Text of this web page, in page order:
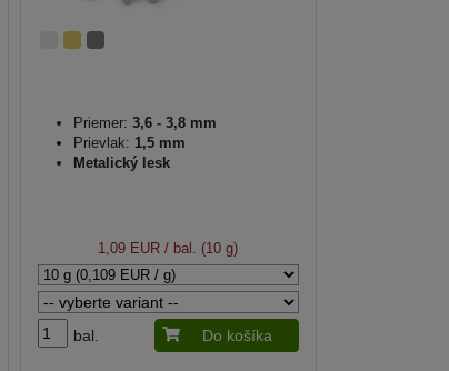
Priemer: 3,6 - 3,8 mm
Prievlak: 1,5 mm
Metalický lesk
1,09 EUR / bal. (10 g)
bal. Do košíka